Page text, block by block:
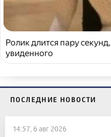
Ролик длится пару
увиденного
ПОСЛЕДНИЕ НОВОСТИ
14:57, 6 авг 2026